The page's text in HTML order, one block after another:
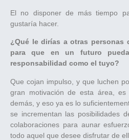
El no disponer de más tiempo
gustaría hacer.
¿Qué le dirías a otras personas
para que en un futuro
responsabilidad como el tuyo?
Que cojan impulso, y que luchen
gran motivación de esta área,
demás, y eso ya es lo
se incrementan las posibilidades
colaboraciones para aunar
todo aquel que desee disfrutar de